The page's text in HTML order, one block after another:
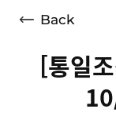
광고소개
공지사항
Back
[통일